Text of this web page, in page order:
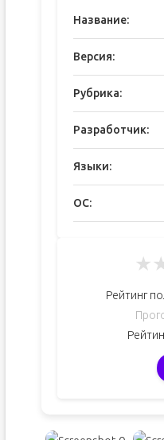
Название:
Версия:
Рубрика:
Разработчик:
Языки:
ОС:
★
Рейтинг